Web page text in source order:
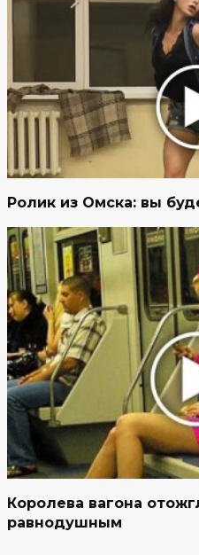
Ролик из Омска: вы
Королева вагона
равнодушным